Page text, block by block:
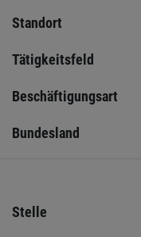
Standort
Tätigkeitsfeld
Beschäftigungsart
Bundesland
Stelle